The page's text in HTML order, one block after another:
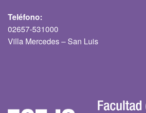
Teléfono:
02657-531000
Villa Mercedes – San Luis